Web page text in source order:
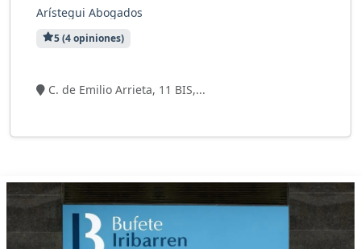
Arístegui Abogados
5 (4 opiniones)
C. de Emilio Arrieta, 11 BIS,...